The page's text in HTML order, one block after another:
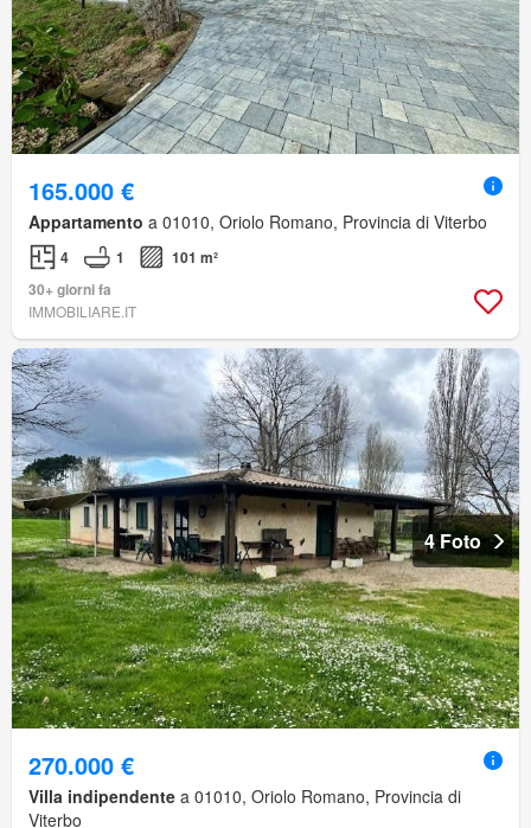
165.000 €
Appartamento a 01010, Oriolo Romano, Provincia di Viterbo
4 1
101 m²
30+ giorni fa
IMMOBILIARE.IT
4 Foto
270.000 €
Villa indipendente a 01010, Oriolo Romano, Provincia di
Viterbo